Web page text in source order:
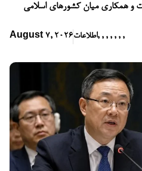
و همکاری میان کشورهای اسلامی
August 7, 2026اطلاعات, , , , , , ,